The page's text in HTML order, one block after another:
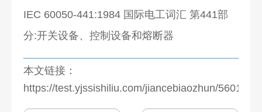
IEC 60050-441:1984 国际电工词汇 第441部
分:开关设备、控制设备和熔断器
本文链接：
https://test.yjssishiliu.com/jiancebiaozhun/